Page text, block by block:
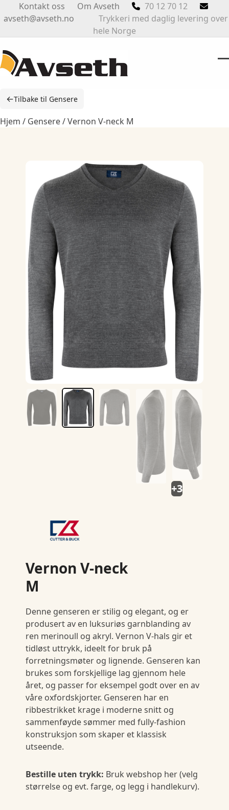
to
Kontakt oss Om Avseth
70 12 70 12
avseth@avseth.no Trykkeri med daglig levering over
hele Norge
←Tilbake til Gensere
Hjem / Gensere/ Vernon V-neck M
+3
Vernon V-neck
M
Denne genseren er stilig og elegant, og er
produsert av en luksuriøs garnblanding av
ren merinoull og akryl. Vernon V-hals gir et
tidløst uttrykk, ideelt for bruk på
forretningsmøter og lignende. Genseren kan
brukes som forskjellige lag gjennom hele
året, og passer for eksempel godt over en av
våre oxfordskjorter. Genseren har en
ribbestrikket krage i moderne snitt og
sammenføyde sømmer med fully-fashion
konstruksjon som skaper et klassisk
utseende.
Bestille uten trykk: Bruk webshop her (velg
størrelse og evt. farge, og legg i handlekurv).